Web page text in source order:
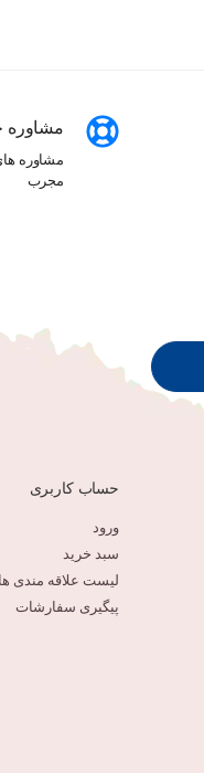
مشاوره
مشاوره
مجرب
حساب کاربری
ورود
سبد خرید
لیست علاقه مندی ها
پیگیری سفارشات